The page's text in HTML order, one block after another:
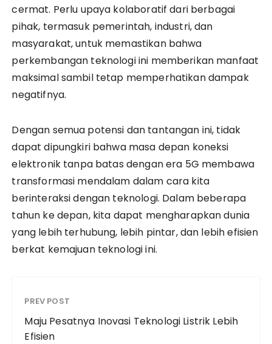
cermat. Perlu upaya kolaboratif dari berbagai
pihak, termasuk pemerintah, industri, dan
masyarakat, untuk memastikan bahwa
perkembangan teknologi ini memberikan manfaat
maksimal sambil tetap memperhatikan dampak
negatifnya.
Dengan semua potensi dan tantangan ini, tidak
dapat dipungkiri bahwa masa depan koneksi
elektronik tanpa batas dengan era 5G membawa
transformasi mendalam dalam cara kita
berinteraksi dengan teknologi. Dalam beberapa
tahun ke depan, kita dapat mengharapkan dunia
yang lebih terhubung, lebih pintar, dan lebih efisien
berkat kemajuan teknologi ini.
PREV POST
Maju Pesatnya Inovasi Teknologi Listrik Lebih
Efisien